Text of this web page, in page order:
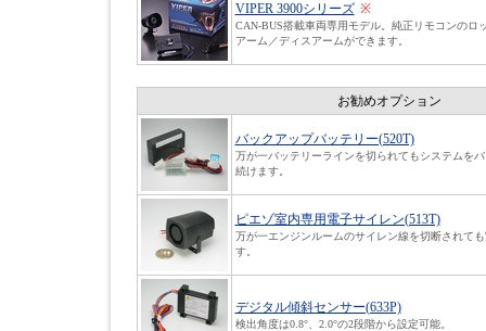
VIPER 3900シリーズ ※
CAN-BUS搭載車両専用モデル。純正リモコンのロ
アーム／ディスアームができます。
お勧めオプション
バックアップバッテリー(520T)
万が一バッテリーラインを切られてもシステムを
続けます。
ピエゾ室内専用電子サイレン(513T)
万が一エンジンルームのサイレン線を切断されて
す。
デジタル傾斜センサー(633P)
検出角度は0.8°、2.0°の2段階から設定可能。